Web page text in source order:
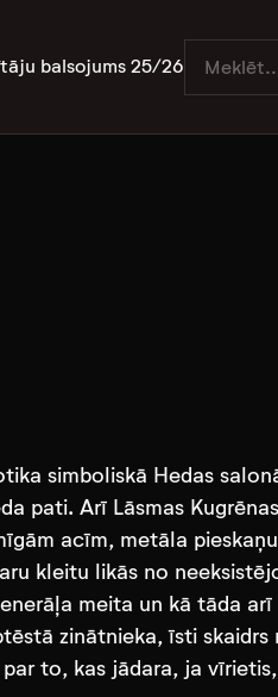
balsojums 25/26
simboliskā Hedas
pati. Arī Lāsmas Kugrēnas
acīm, metāla
kleitu likās no
meita un kā tāda arī
zinātnieka, īsti skaidrs
to, kas jādara, ja